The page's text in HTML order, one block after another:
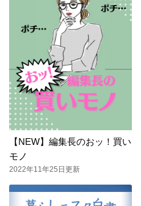
【NEW】編集長のおッ！買い
モノ
2022年11年25日更新